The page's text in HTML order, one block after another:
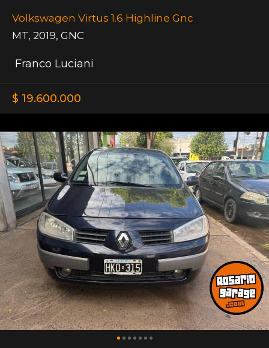
Volkswagen Virtus 1.6 Highline Gnc
MT, 2019, GNC
Franco Luciani
$ 19.600.000